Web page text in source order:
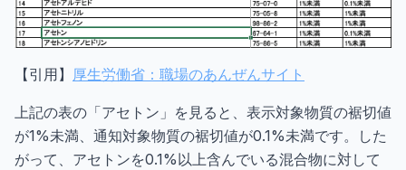
【引用】 厚生労働省：職場のあんぜんサイト
上記の表の「アセトン」を見ると、表示対象物質の裾切値
が1%未満、通知対象物質の裾切値が0.1%未満です。した
がって、アセトンを0.1%以上含んでいる混合物に対して